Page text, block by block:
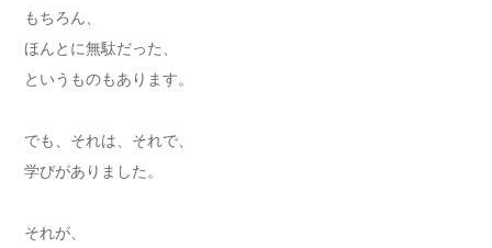
もちろん、
ほんとに無駄だった、
というものもあります。
でも、それは、それで、
学びがありました。
それが、